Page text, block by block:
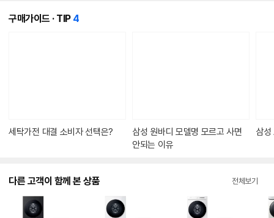
구매가이드 · TIP 4개
세탁가전 대결 소비자 선택은?
삼성 원바디 모델명 모르고 사면
안되는 이유
삼성
다른 고객이 함께 본 상품 전체보기